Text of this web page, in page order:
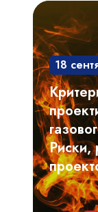
Критерии
выбора,
системы
газового
Риски,
решения
и
примеры
проектов
18